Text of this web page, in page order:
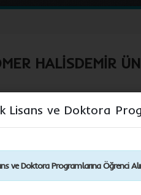
HALİSDEMİR
Enstitümüz
Lisans ve Doktora
ve Doktora Programlarına Öğrenci